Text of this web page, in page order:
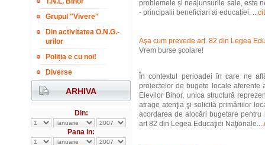
Grupul "Vivere"
Din activitatea O.N.G.-
urilor
Poliția e cu noi!
Diverse
ARHIVA
Din:
Pana in:
problemele și neajunsurile sale, este
- principalii beneficiari ai educației. ...
Aşa cum prevede art. 82 din Legea
Vrem burse școlare!
În contextul perioadei în care ne
proiectelor de bugete locale
Elevilor Bihor, unica structură
atrage atenţia şi solicită primăriilor
acordarea de alocări bugetare
art 82 din Legea Educaţiei Naţionale....